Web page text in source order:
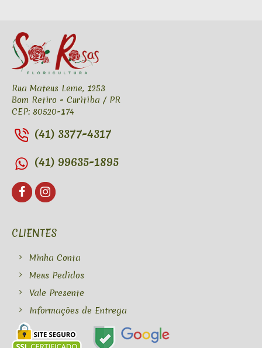
Rua Mateus Leme, 1253
Bom Retiro - Curitiba / PR
CEP: 80520-174
(41) 3377-4317
(41) 99635-1895
CLIENTES
Minha Conta
Meus Pedidos
Vale Presente
Informações de Entrega